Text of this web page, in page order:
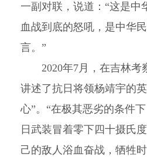
一副对联，说道：“这是中
血战到底的怒吼，是中华
言。”
2020年7月，在吉林考
讲述了抗日将领杨靖宇的
心”。“在极其恶劣的条件
日武装冒着零下四十摄氏
己的敌人浴血奋战，牺牲